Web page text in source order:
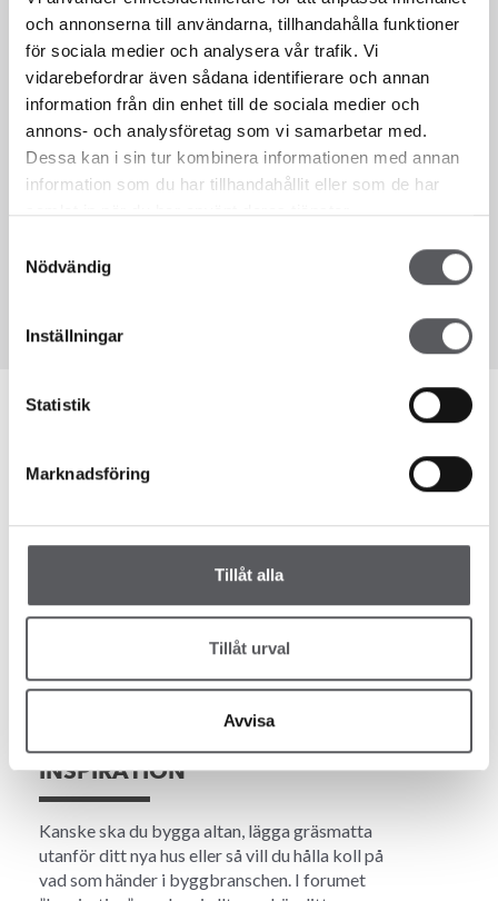
och annonserna till användarna, tillhandahålla funktioner
för sociala medier och analysera vår trafik. Vi
vidarebefordrar även sådana identifierare och annan
information från din enhet till de sociala medier och
annons- och analysföretag som vi samarbetar med.
Dessa kan i sin tur kombinera informationen med annan
information som du har tillhandahållit eller som de har
samlat in när du har använt deras tjänster.
Nödvändig
Inställningar
Statistik
Marknadsföring
Tillåt alla
Tillåt urval
Avvisa
Sedan 1993 har vi som hustillverkare hjälpt våra kunder att bygga
hus. Fiskarhedenvillan har alltid byggt hus i lösvirke. Det innebär att
Detta gör att du som kund till Fiskarhedenvillan kan vara med och
påverka hur ditt hus ska se ut i en väldigt hög utsträckning. Vi
väljer att kalla vår flexibilitet för frihet, en frihet som för dig som
kund innebär att du själv får välja.
VAD KOSTAR ETT HUS?
Det är många saker som påverkar vad ett
husbygge kostar. Tomtens förutsättningar,
är några av de saker som påverkar priset.
INSPIRATION
Kanske ska du bygga altan, lägga gräsmatta
utanför ditt nya hus eller så vill du hålla koll på
vad som händer i byggbranschen. I forumet